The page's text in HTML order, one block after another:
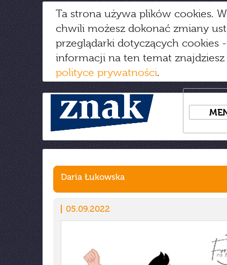
Ta strona używa plików cookies.
chwili możesz dokonać zmiany
przeglądarki dotyczących cookies
informacji na ten temat
polityce prywatności.
Daria Łukowska
05.09.2022